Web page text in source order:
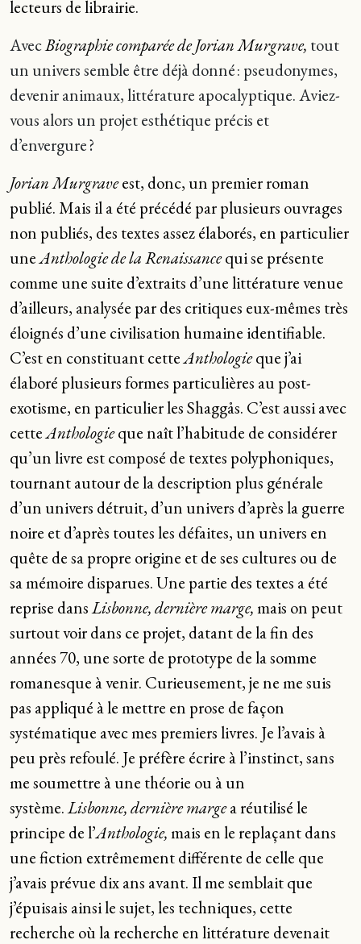
lecteurs de librairie.
AvecBiographie comparée de Jorian Murgrave, tout
un univers semble être déjà donné : pseudonymes,
devenir animaux, littérature apocalyptique. Aviez-
vous alors un projet esthétique précis et
d’envergure ?
Jorian Murgraveest, donc, un premier roman
publié. Mais il a été précédé par plusieurs ouvrages
non publiés, des textes assez élaborés, en particulier
uneAnthologie de la Renaissancequi se présente
comme une suite d’extraits d’une littérature venue
d’ailleurs, analysée par des critiques eux-mêmes très
éloignés d’une civilisation humaine identifiable.
C’est en constituant cetteAnthologieque j’ai
élaboré plusieurs formes particulières au post-
exotisme, en particulier les Shaggås. C’est aussi avec
cetteAnthologieque naît l’habitude de considérer
qu’un livre est composé de textes polyphoniques,
tournant autour de la description plus générale
d’un univers détruit, d’un univers d’après la guerre
noire et d’après toutes les défaites, un univers en
quête de sa propre origine et de ses cultures ou de
sa mémoire disparues. Une partie des textes a été
reprise dansLisbonne, dernière marge,mais on peut
surtout voir dans ce projet, datant de la fin des
années 70, une sorte de prototype de la somme
romanesque à venir. Curieusement, je ne me suis
pas appliqué à le mettre en prose de façon
systématique avec mes premiers livres. Je l’avais à
peu près refoulé. Je préfère écrire à l’instinct, sans
me soumettre à une théorie ou à un
système.Lisbonne, dernière margea réutilisé le
principe de l’Anthologie,mais en le replaçant dans
une fiction extrêmement différente de celle que
j’avais prévue dix ans avant. Il me semblait que
j’épuisais ainsi le sujet, les techniques, cette
recherche où la recherche en littérature devenait